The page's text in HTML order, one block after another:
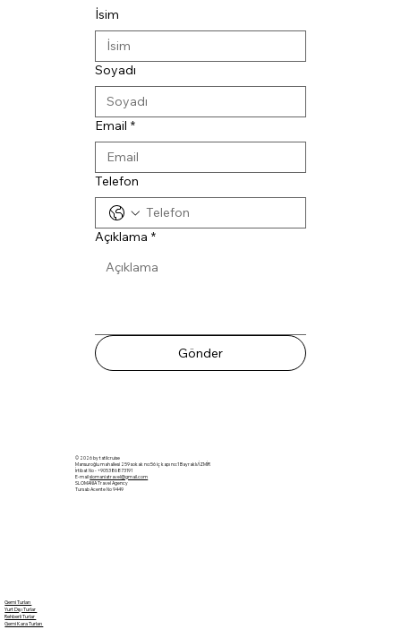
İsim
Soyadı
Email *
Telefon
Açıklama *
Gönder
Gemi Turları
Yurt Dışı Turlar
Rehberli Turlar
Gemi Kara Turları
© 2026 by tatilcruise
Mansuroğlu mahallesi 259 sokak no:56 iç kapı no:1 Bayraklı/İZMİR
İrtibat No - +905386873191
E-mailslomaniatravel@gmail.com
SLOMANIA Travel Agency
Tursab Acente No 9449